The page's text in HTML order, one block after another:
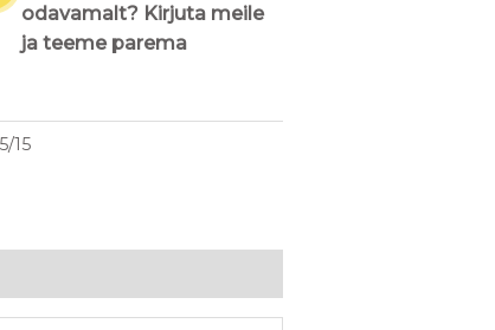
odavamalt? Kirjuta meile
ja teeme parema
15